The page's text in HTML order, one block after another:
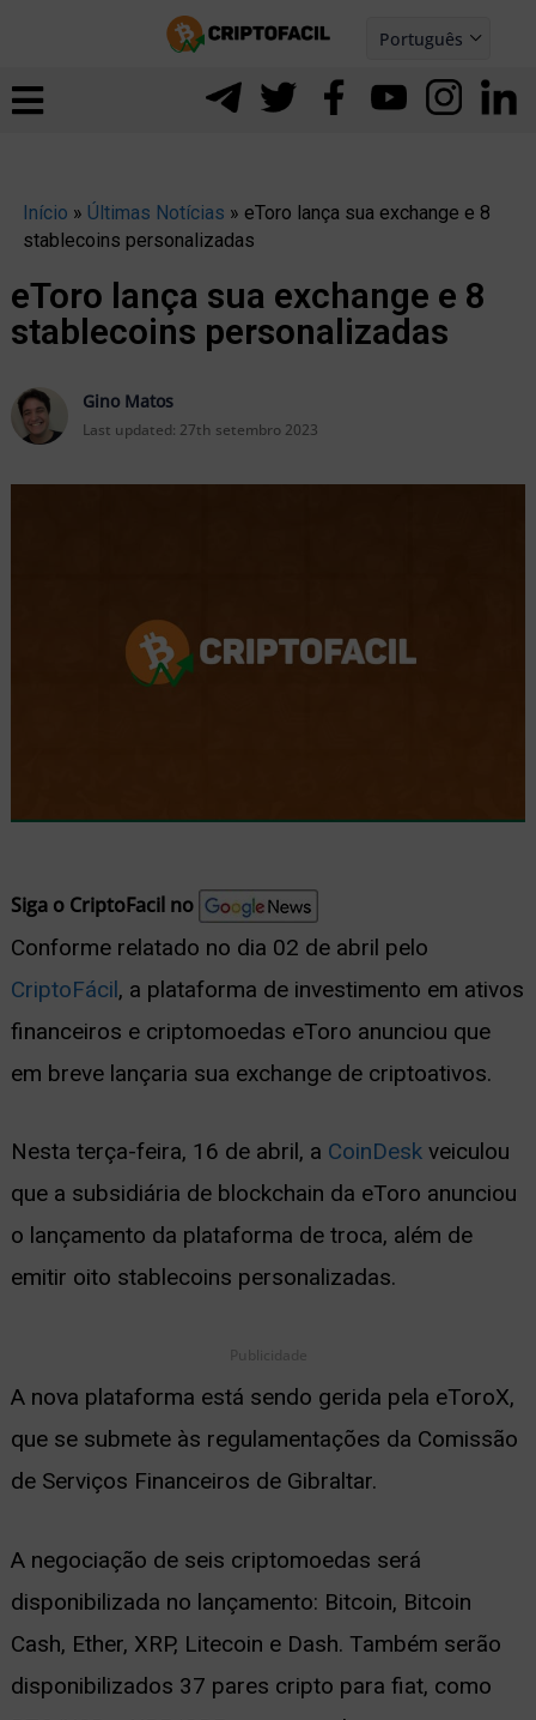
Português
Español
Início » Últimas Notícias » eToro lança sua exchange e 8
stablecoins personalizadas
eToro lança sua exchange e 8
stablecoins personalizadas
Gino Matos
Last updated: 27th setembro 2023
Siga o CriptoFacil no
Conforme relatado no dia 02 de abril pelo
CriptoFácil, a plataforma de investimento em ativos
financeiros e criptomoedas eToro anunciou que
em breve lançaria sua exchange de criptoativos.
Nesta terça-feira, 16 de abril, a CoinDeskveiculou
que a subsidiária de blockchain da eToro anunciou
o lançamento da plataforma de troca, além de
emitir oito stablecoins personalizadas.
Publicidade
A nova plataforma está sendo gerida pela eToroX,
que se submete às regulamentações da Comissão
de Serviços Financeiros de Gibraltar.
A negociação de seis criptomoedas será
disponibilizada no lançamento: Bitcoin, Bitcoin
Cash, Ether, XRP, Litecoin e Dash. Também serão
disponibilizados 37 pares cripto para fiat, como